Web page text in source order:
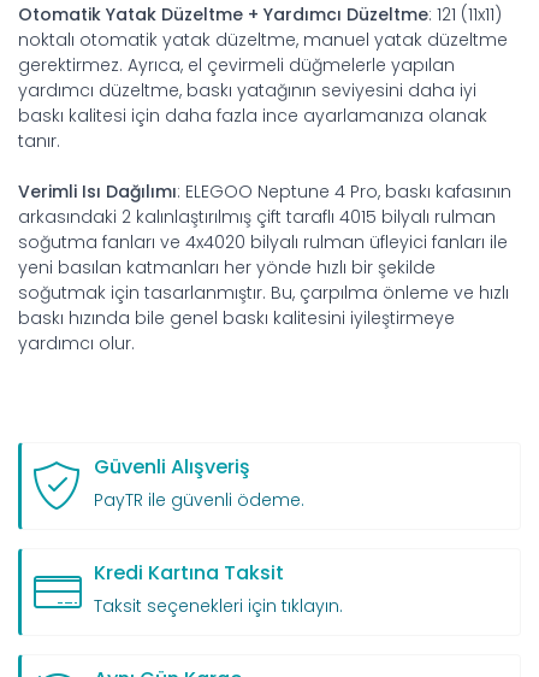
Otomatik Yatak Düzeltme + Yardımcı Düzeltme: 121 (11x11)
noktalı otomatik yatak düzeltme, manuel yatak düzeltme
gerektirmez. Ayrıca, el çevirmeli düğmelerle yapılan
yardımcı düzeltme, baskı yatağının seviyesini daha iyi
baskı kalitesi için daha fazla ince ayarlamanıza olanak
tanır.
Verimli Isı Dağılımı: ELEGOO Neptune 4 Pro, baskı kafasının
arkasındaki 2 kalınlaştırılmış çift taraflı 4015 bilyalı rulman
soğutma fanları ve 4x4020 bilyalı rulman üfleyici fanları ile
yeni basılan katmanları her yönde hızlı bir şekilde
soğutmak için tasarlanmıştır. Bu, çarpılma önleme ve hızlı
baskı hızında bile genel baskı kalitesini iyileştirmeye
yardımcı olur.
Güvenli Alışveriş
PayTR ile güvenli ödeme.
Kredi Kartına Taksit
Taksit seçenekleri için tıklayın.